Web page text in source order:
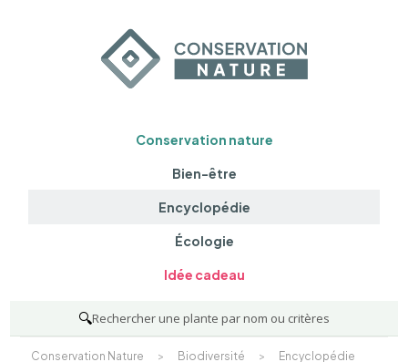
Conservation nature
Bien-être
Encyclopédie
Écologie
Idée cadeau
🔍Rechercher une plante par nom ou critères
Conservation Nature > Biodiversité >
Encyclopédie